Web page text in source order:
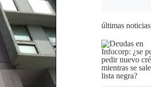
últimas noticias